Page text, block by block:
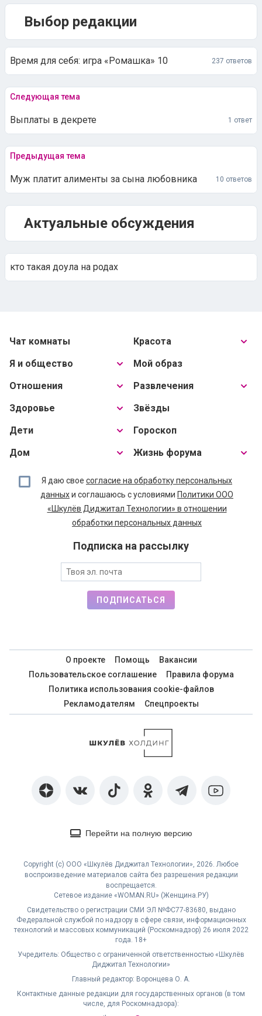
Выбор редакции
Время для себя: игра «Ромашка» 10 237 ответов
Следующая тема
Выплаты в декрете 1 ответ
Предыдущая тема
Муж платит алименты за сына любовника 10 ответов
Актуальные обсуждения
кто такая доула на родах
Чат комнаты
Я и общество
Отношения
Здоровье
Дети
Дом
Красота
Мой образ
Развлечения
Звёзды
Гороскоп
Жизнь форума
Я даю свое согласие на обработку персональных
данныхи соглашаюсь с условиями Политики ООО
«Шкулёв Диджитал Технологии» в отношении
обработки персональных данных
Подписка на рассылку
ПОДПИСАТЬСЯ
О проекте Помощь
Вакансии
Пользовательское соглашение
Правила форума
Политика использования cookie-файлов
Рекламодателям
Спецпроекты
Перейти на полную версию
Copyright (с) ООО «Шкулёв Диджитал Технологии», 2026. Любое
воспроизведение материалов сайта без разрешения редакции
воспрещается.
Сетевое издание «WOMAN.RU» (Женщина.РУ)
Свидетельство о регистрации СМИ ЭЛ №ФС77-83680, выдано
Федеральной службой по надзору в сфере связи, информационных
технологий и массовых коммуникаций (Роскомнадзор) 26 июля 2022
года. 18+
Учредитель: Общество с ограниченной ответственностью «Шкулёв
Диджитал Технологии»
Главный редактор: Воронцева О. А.
Контактные данные редакции для государственных органов (в том
числе, для Роскомнадзора):